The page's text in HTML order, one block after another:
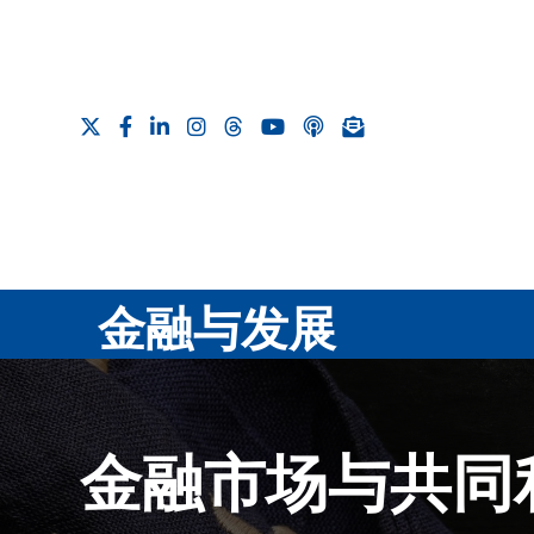
金融与发展
金融市场与共